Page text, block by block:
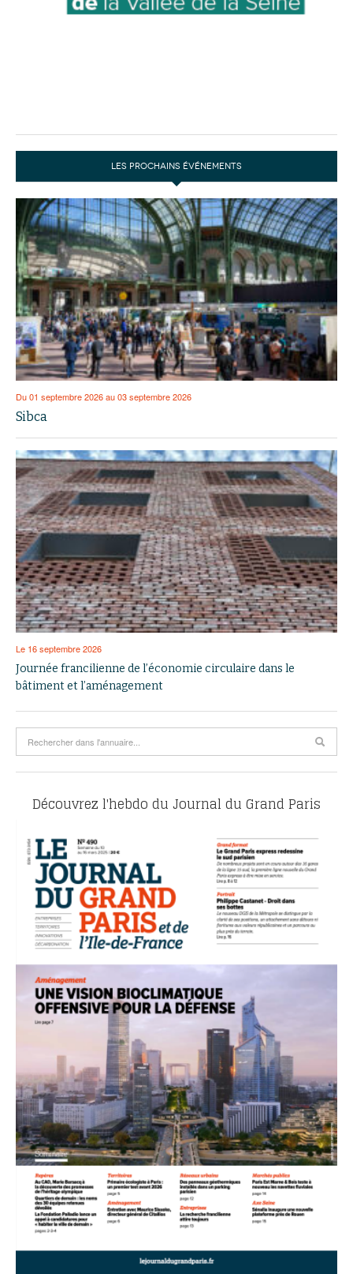
LES PROCHAINS ÉVÉNEMENTS
Du 01 septembre 2026 au 03 septembre 2026
Sibca
Le 16 septembre 2026
Journée francilienne de l’économie circulaire dans le
bâtiment et l’aménagement
Découvrez l'hebdo du Journal du Grand Paris